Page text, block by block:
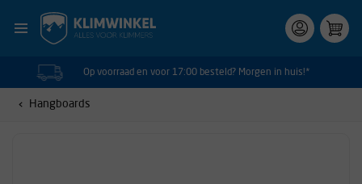
Op voorraad en voor 17:00 besteld? Morgen in huis!*
Hangboards